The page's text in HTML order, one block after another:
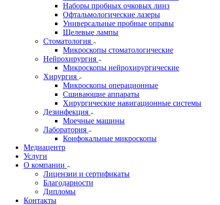
Наборы пробных очковых линз
Офтальмологические лазеры
Универсальные пробные оправы
Щелевые лампы
Стоматология
Микроскопы стоматологические
Нейрохирургия
Микроскопы нейрохирургические
Хирургия
Микроскопы операционные
Сшивающие аппараты
Хирургические навигационные системы
Дезинфекция
Моечные машины
Лаборатория
Конфокальные микроскопы
Медиацентр
Услуги
О компании
Лицензии и сертификаты
Благодарности
Дипломы
Контакты